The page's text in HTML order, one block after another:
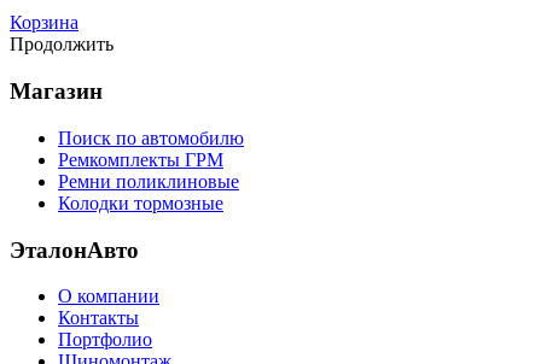
Корзина
Продолжить
Магазин
Поиск по автомобилю
Ремкомплекты ГРМ
Ремни поликлиновые
Колодки тормозные
ЭталонАвто
О компании
Контакты
Портфолио